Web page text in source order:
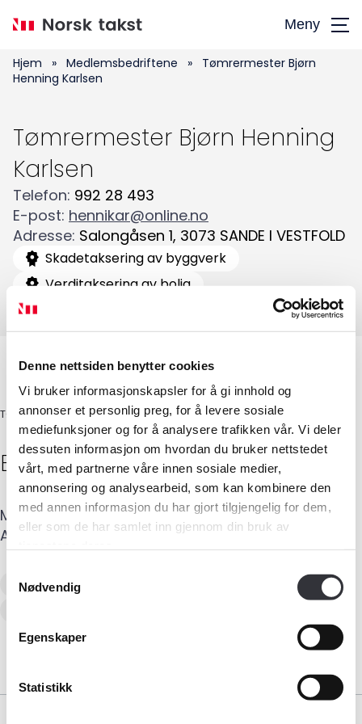
Denne nettsiden benytter cookies
Vi bruker informasjonskapsler for å gi innhold og
annonser et personlig preg, for å levere sosiale
mediefunksjoner og for å analysere trafikken vår. Vi deler
dessuten informasjon om hvordan du bruker nettstedet
vårt, med partnerne våre innen sosiale medier,
annonsering og analysearbeid, som kan kombinere den
med annen informasjon du har gjort tilgjengelig for dem,
eller som de har samlet inn gjennom din bruk av
Nødvendig
Egenskaper
Statistikk
hovedinnhold
Meny
Søk
etter:
Medlemskap
Kurs og konferanser
Kompetanse
Forbruker
Hjem » Medlemsbedriftene »
Tømrermester Bjørn
Henning Karlsen
Tømrermester Bjørn Henning
Karlsen
Telefon: 992 28 493
E-post: hennikar@online.no
Adresse: Salongåsen 1, 3073 SANDE I VESTFOLD
Skadetaksering av byggverk
Verditaksering av bolig
TØMRERMESTER
Bjørn Henning Karlsen
Mobil: 992 28 493E-post: hennikar@online.no
Adresse: Salongåsen 1 3073 SANDE I VESTFOLD
Verditaksering av bolig